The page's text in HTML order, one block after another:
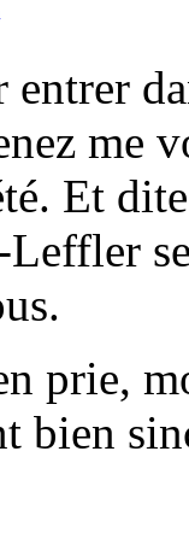
entrer
me
Et
prie,
bien